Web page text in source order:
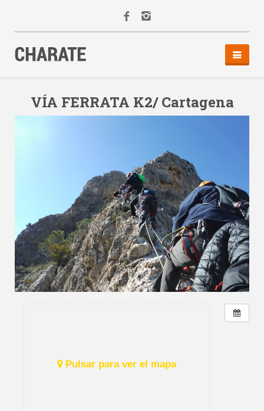
AGENDA
ACTIVIDADES
VÍA FERRATA K2/ Cartagena
Pulsar para ver el mapa